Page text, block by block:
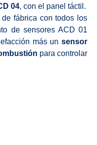
04, con el panel táctil.
fábrica con todos los
de sensores ACD 01
más un sensor
para controlar